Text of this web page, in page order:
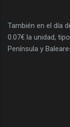
También en el día
0.07€ la unidad,
Península y